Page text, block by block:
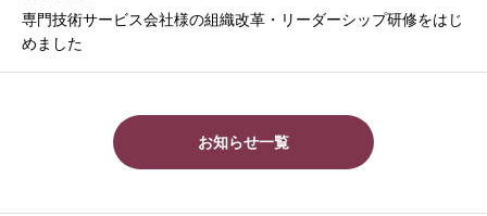
専門技術サービス会社様の組織改革・リーダーシップ研修をはじ
めました
お知らせ一覧